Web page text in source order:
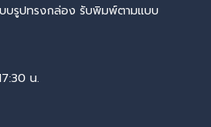
บรูปทรงกล่อง รับพิมพ์ตามแบบ
น.